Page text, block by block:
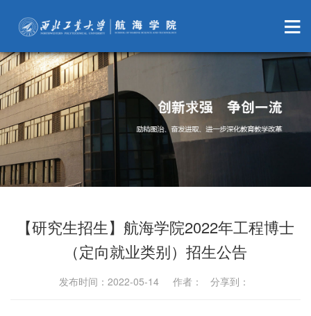
【研究生招生】航海学院2022年工程博士
（定向就业类别）招生公告
发布时间：2022-05-14 作者： 分享到：